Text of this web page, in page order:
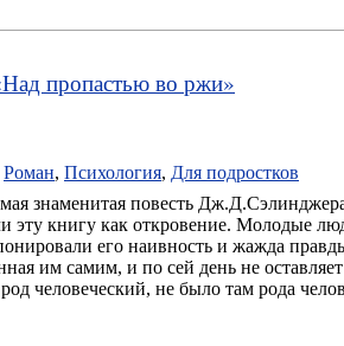
Над пропастью во ржи»
Роман, Психология, Для подростков
знаменитая повесть
книгу как откровение. Молодые
его наивность и жажда
им самим, и по сей день не
человеческий, не было там рода